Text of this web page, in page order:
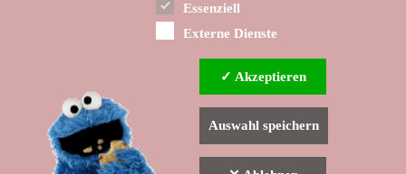
Essenziell
Externe Dienste
✓ Akzeptieren
Auswahl speichern